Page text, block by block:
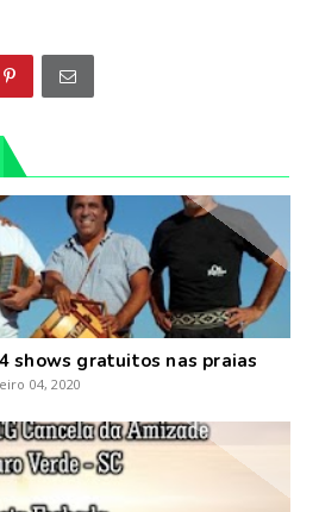
shows gratuitos nas praias
04, 2020